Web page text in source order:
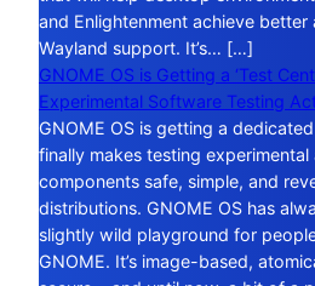
and Enlightenment achieve
Wayland support. It’s… […]
GNOME OS is Getting a ‘Test
Experimental Software Testing
GNOME OS is getting a
finally makes testing
components safe, simple, and
distributions. GNOME OS has
slightly wild playground for
GNOME. It’s image-based,